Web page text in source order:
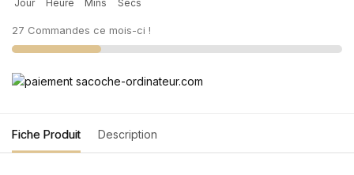
Jour Heure Mins Secs
27 Commandes ce mois-ci !
Fiche Produit Description